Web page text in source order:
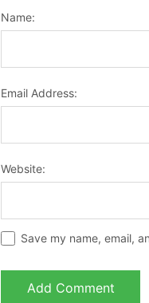
Name:
Email Address:
Website:
Save my name, email,